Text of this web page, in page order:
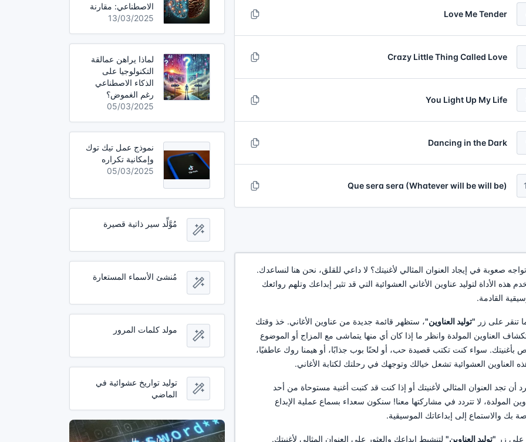
Love Me Tender
Crazy Little Thing Called Love
You Light Up My Life
Dancing in the Dark
Que sera sera (Whatever will be will be)
صعوبة في إيجاد العنوان المثالي لأغنيتك؟ لا داعي للقلق، نحن هنا لنساعدك.
هذه الأداة لتوليد عناوين الأغاني العشوائية التي قد تثير إبداعك وتلهم روائعك
القادمة.
تنقر على زر "توليد العناوين"، ستظهر قائمة جديدة من عناوين الأغاني. خذ وقتك
العناوين المولدة وانظر ما إذا كان أي منها يتماشى مع المزاج أو الموضوع
بأغنيتك. سواء كنت تكتب قصيدة حب، أو لحنًا بوب جذابًا، أو هيمنا روك عاطفيًا،
العناوين العشوائية تشعل خيالك وتوجهك في رحلتك لكتابة الأغاني.
أن تجد العنوان المثالي لأغنيتك أو إذا كنت قد كتبت أغنية مستوحاة من أحد
المولدة، لا تتردد في مشاركتها معنا! سنكون سعداء بسماع عملية الإبداع
بك والاستماع إلى إبداعاتك الموسيقية.
على زر "توليد العناوين" لتنشيط إبداعك والعثور على العنوان المثالي لأغنيتك.
الاصطناعي: مقارنة
13/03/2025
لماذا يراهن عمالقة
التكنولوجيا على
الذكاء الاصطناعي
رغم الغموض؟
05/03/2025
نموذج عمل تيك توك
وإمكانية تكراره
05/03/2025
مُوَّلِّد سير ذاتية قصيرة
مُنشئ الأسماء المستعارة
مولد كلمات المرور
توليد تواريخ عشوائية في
الماضي
مولد كلمات المرور